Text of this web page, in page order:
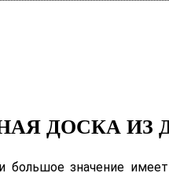
ДОСКА ИЗ
большое значение